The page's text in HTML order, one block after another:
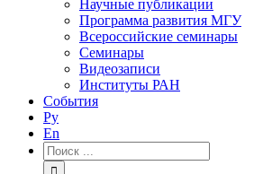
Научные публикации
Программа развития МГУ
Всероссийские семинары
Семинары
Видеозаписи
Институты РАН
События
Ру
En
Результат
поиска: